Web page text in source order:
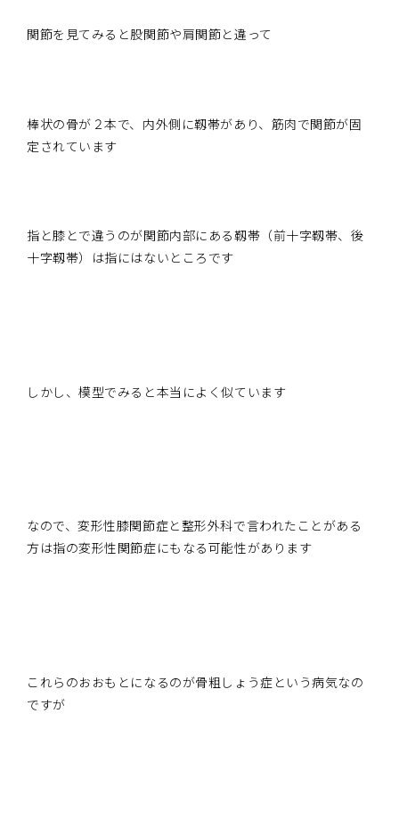
関節を見てみると股関節や肩関節と違って
棒状の骨が２本で、内外側に靱帯があり、筋肉で関節が固
定されています
指と膝とで違うのが関節内部にある靱帯（前十字靱帯、後
十字靱帯）は指にはないところです
しかし、模型でみると本当によく似ています
なので、変形性膝関節症と整形外科で言われたことがある
方は指の変形性関節症にもなる可能性があります
これらのおおもとになるのが骨粗しょう症という病気なの
ですが